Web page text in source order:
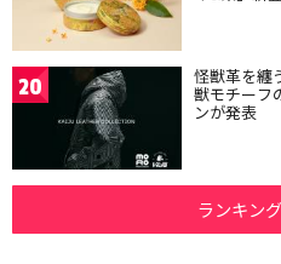
20 怪獣革を纏
獣モチーフ
ンが発表
ランキン